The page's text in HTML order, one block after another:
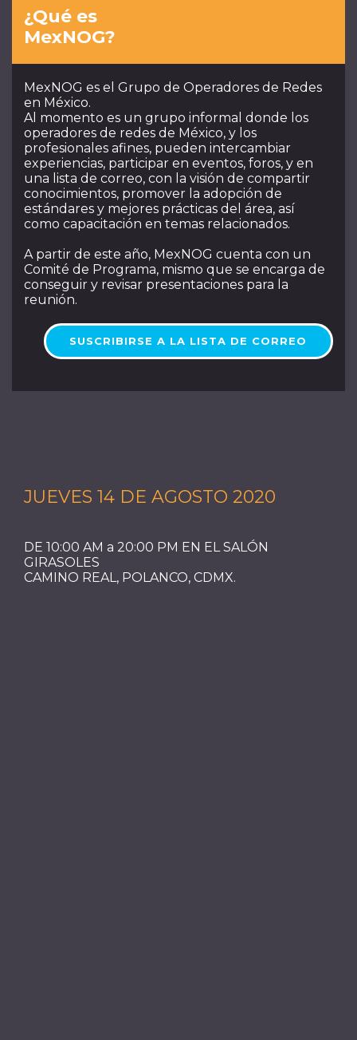
¿Qué es
MexNOG?
MexNOG es el Grupo de Operadores de Redes
en México.
Al momento es un grupo informal donde los
operadores de redes de México, y los
profesionales afines, pueden intercambiar
experiencias, participar en eventos, foros, y en
una lista de correo, con la visión de compartir
conocimientos, promover la adopción de
estándares y mejores prácticas del área, así
como capacitación en temas relacionados.
A partir de este año, MexNOG cuenta con un
Comité de Programa, mismo que se encarga de
conseguir y revisar presentaciones para la
reunión.
SUSCRIBIRSE A LA LISTA DE CORREO
JUEVES 14 DE AGOSTO 2020
DE 10:00 AM a 20:00 PM EN EL SALÓN
GIRASOLES
CAMINO REAL, POLANCO, CDMX.